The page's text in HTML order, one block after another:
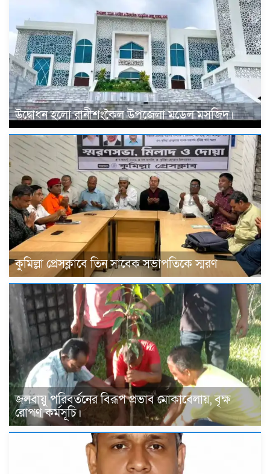
উদ্বোধন হলো রানীশংকৈল উপজেলা মডেল মসজিদ।
কুমিল্লা প্রেসক্লাবে তিন সাবেক সভাপতিকে স্মরণ
জলবায়ু পরিবর্তনের বিরূপ প্রভাব মোকাবেলায়, বৃক্ষ
রোপণ কর্মসূচি।